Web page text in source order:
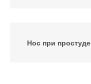
Нос при простуде